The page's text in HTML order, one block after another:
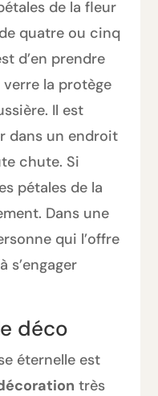
de la fleur
quatre ou cinq
d’en prendre
la protège
Il est
dans un endroit
chute. Si
pétales de la
Dans une
qui l’offre
s’engager
déco
éternelle est
très